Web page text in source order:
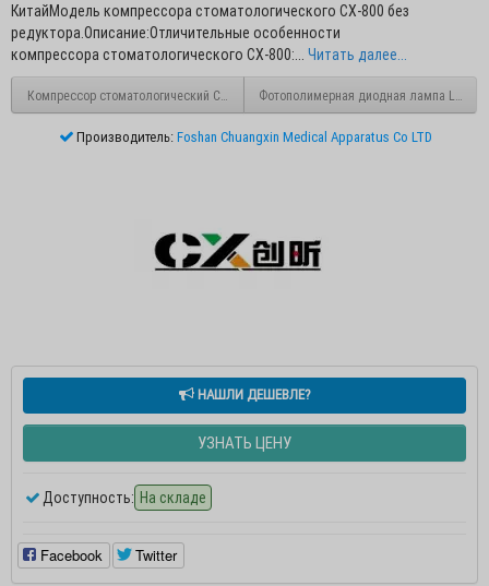
КитайМодель компрессора стоматологического CX-800 без
редуктора.Описание:Отличительные особенности
компрессора стоматологического CX-800:... Читать далее...
Компрессор стоматологический CX-800 (с редуктором)Фотополимерная диодная лампа LED
Производитель:Foshan Chuangxin Medical Apparatus Co LTD
НАШЛИ ДЕШЕВЛЕ?
УЗНАТЬ ЦЕНУ
Доступность: На складе
Facebook Twitter